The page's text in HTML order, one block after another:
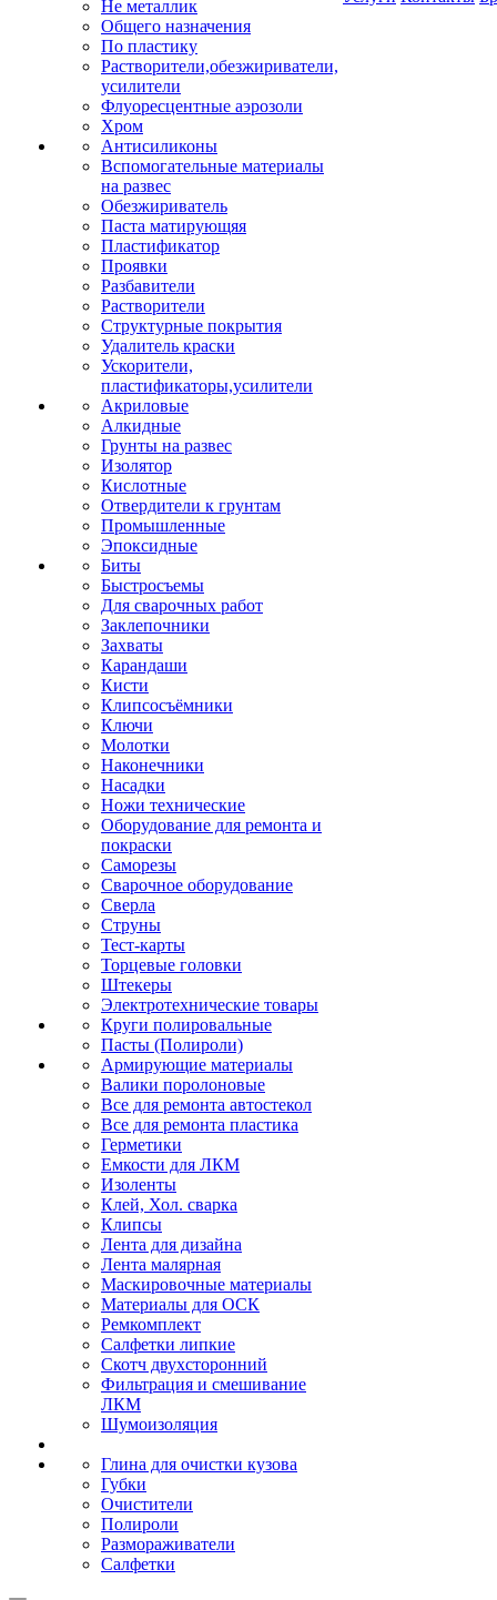
Не металлик
Общего назначения
По пластику
Растворители,обезжириватели,
усилители
Флуоресцентные аэрозоли
Хром
Антисиликоны
Вспомогательные материалы
на развес
Обезжириватель
Паста матирующяя
Пластификатор
Проявки
Разбавители
Растворители
Структурные покрытия
Удалитель краски
Ускорители,
пластификаторы,усилители
Акриловые
Алкидные
Грунты на развес
Изолятор
Кислотные
Отвердители к грунтам
Промышленные
Эпоксидные
Биты
Быстросъемы
Для сварочных работ
Заклепочники
Захваты
Карандаши
Кисти
Клипсосъёмники
Ключи
Молотки
Наконечники
Насадки
Ножи технические
Оборудование для ремонта и
покраски
Саморезы
Сварочное оборудование
Сверла
Струны
Тест-карты
Торцевые головки
Штекеры
Электротехнические товары
Круги полировальные
Пасты (Полироли)
Армирующие материалы
Валики поролоновые
Все для ремонта автостекол
Все для ремонта пластика
Герметики
Емкости для ЛКМ
Изоленты
Клей, Хол. сварка
Клипсы
Лента для дизайна
Лента малярная
Маскировочные материалы
Материалы для ОСК
Ремкомплект
Салфетки липкие
Скотч двухсторонний
Фильтрация и смешивание
ЛКМ
Шумоизоляция
Глина для очистки кузова
Губки
Очистители
Полироли
Размораживатели
Салфетки